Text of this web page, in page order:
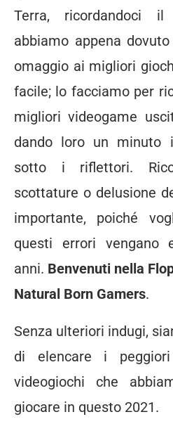
Terra, ricordandoci
abbiamo appena
omaggio ai migliori
facile; lo facciamo per
migliori videogame
dando loro un minuto
sotto i riflettori.
scottature o delusione
importante, poiché
questi errori vengano
anni. Benvenuti nella
Natural Born Gamers.
Senza ulteriori indugi,
di elencare i
videogiochi che
giocare in questo 2021.